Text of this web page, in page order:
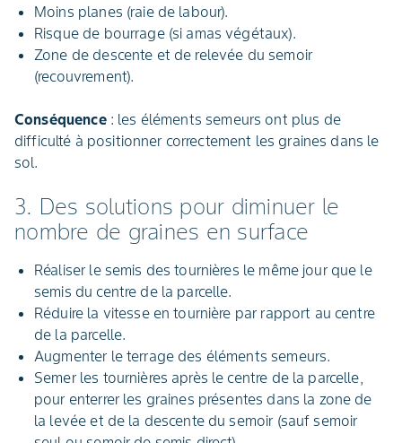
Moins planes (raie de labour).
Risque de bourrage (si amas végétaux).
Zone de descente et de relevée du semoir
(recouvrement).
Conséquence: les éléments semeurs ont plus de
difficulté à positionner correctement les graines dans le
sol.
3. Des solutions pour diminuer le
nombre de graines en surface
Réaliser le semis des tournières le même jour que le
semis du centre de la parcelle.
Réduire la vitesse en tournière par rapport au centre
de la parcelle.
Augmenter le terrage des éléments semeurs.
Semer les tournières après le centre de la parcelle,
pour enterrer les graines présentes dans la zone de
la levée et de la descente du semoir (sauf semoir